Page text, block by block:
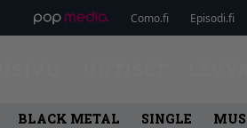
Como.fi Episodi.fi
BLACK METAL SINGLE